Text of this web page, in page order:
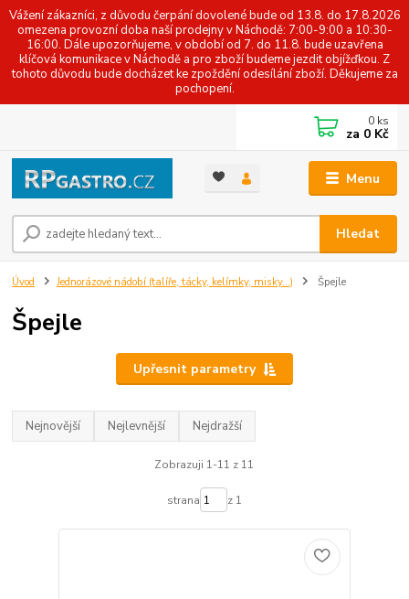
Vážení zákazníci, z důvodu čerpání dovolené bude od 13.8. do 17.8.2026
omezena provozní doba naší prodejny v Náchodě: 7:00-9:00 a 10:30-
16:00. Dále upozorňujeme, v období od 7. do 11.8. bude uzavřena
klíčová komunikace v Náchodě a pro zboží budeme jezdit objížďkou. Z
tohoto důvodu bude docházet ke zpoždění odesílání zboží. Děkujeme za
pochopení.
Menu
Hledat
0 ks
za 0 Kč
Úvod Jednorázové nádobí (talíře, tácky, kelímky, misky...) Špejle
Špejle
Upřesnit parametry
Nejnovější Nejlevnější Nejdražší
Zobrazuji 1-11 z 11
strana z 1